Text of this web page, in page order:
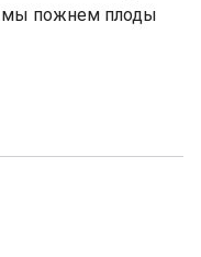
мы пожнем плоды